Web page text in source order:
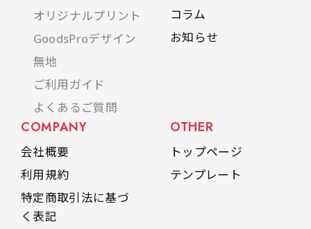
オリジナルプリント
GoodsProデザイン
無地
ご利用ガイド
よくあるご質問
コラム
お知らせ
COMPANY
会社概要
利用規約
特定商取引法に基づ
く表記
OTHER
トップページ
テンプレート